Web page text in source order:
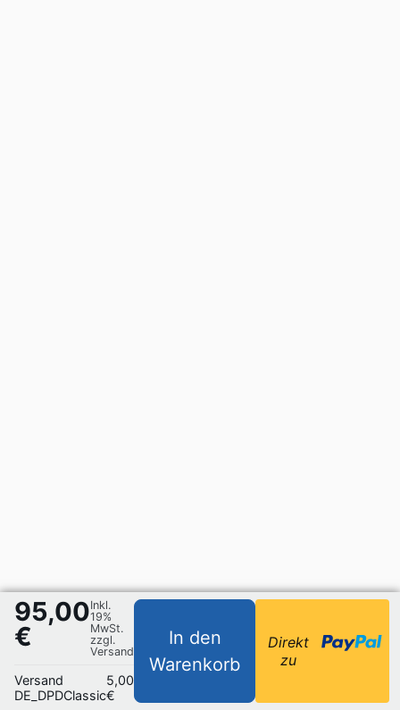
95,00
€
Inkl.
19%
MwSt.
zzgl.
Versand
Versand
DE_DPDClassic
5,00
€
In den
Warenkorb
Direkt
zu